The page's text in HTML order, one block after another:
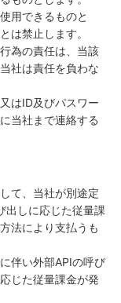
用できるものと
は禁止します。
為の責任は、当該
社は責任を負わな
はID及びパスワー
当社まで連絡する
て、当社が別途定
出しに応じた従量課
法により支払うも
伴い外部APIの呼び
じた従量課金が発